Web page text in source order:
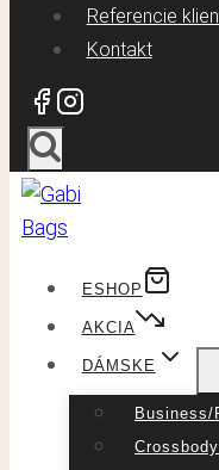
Referencie
Kontakt
ESHOP
AKCIA
DÁMSKE